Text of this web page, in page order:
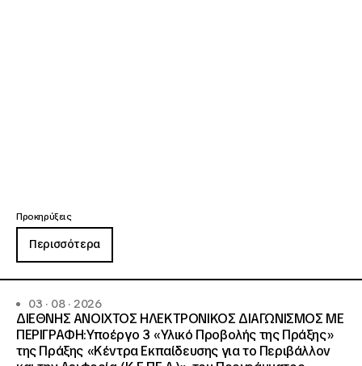
Προκηρύξεις
Περισσότερα
03 · 08 · 2026
ΔΙΕΘΝΗΣ ΑΝΟΙΧΤΟΣ ΗΛΕΚΤΡΟΝΙΚΟΣ ΔΙΑΓΩΝΙΣΜΟΣ ΜΕ
ΠΕΡΙΓΡΑΦΗ:Υποέργο 3 «Υλικό Προβολής της Πράξης»
της Πράξης «Κέντρα Εκπαίδευσης για το Περιβάλλον